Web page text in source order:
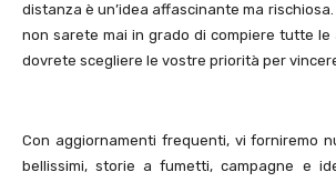
distanza è un’idea affascinante ma rischiosa.
non sarete mai in grado di compiere tutte le
dovrete scegliere le vostre priorità per
Con aggiornamenti frequenti, vi forniremo
bellissimi, storie a fumetti, campagne e